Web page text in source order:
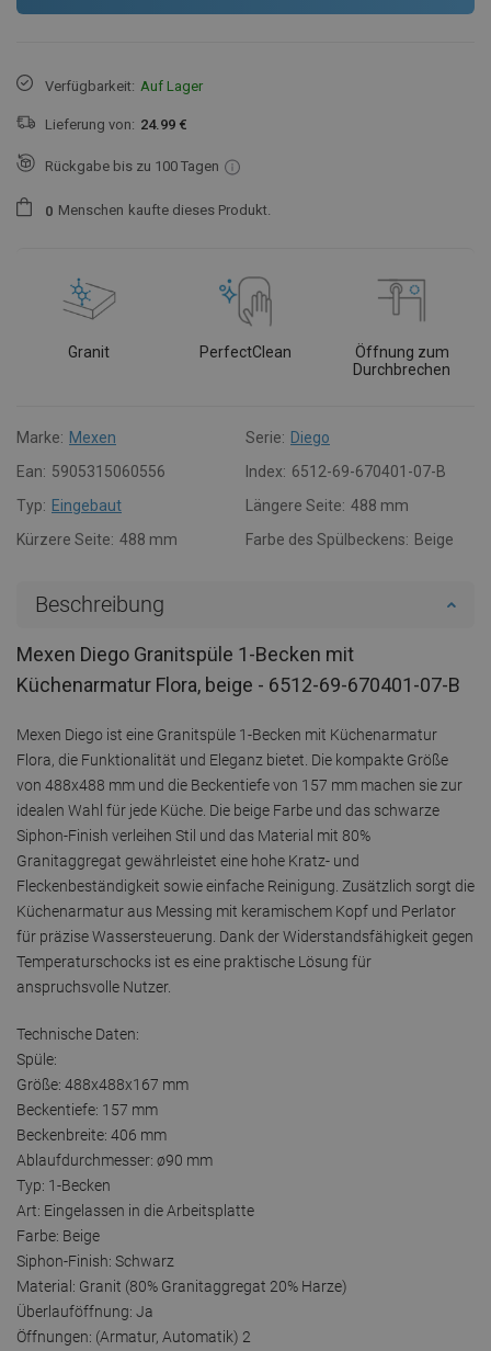
Verfügbarkeit: Auf Lager
Lieferung von: 24.99 €
Rückgabe bis zu 100 Tagen
0 Menschen kaufte dieses Produkt.
Granit PerfectClean
Öffnung zum
Durchbrechen
Marke: Mexen Serie: Diego
Ean: 5905315060556 Index: 6512-69-670401-07-B
Typ: Eingebaut Längere Seite: 488 mm
Kürzere Seite: 488 mm Farbe des Spülbeckens: Beige
Beschreibung
Mexen Diego Granitspüle 1-Becken mit
Küchenarmatur Flora, beige - 6512-69-670401-07-B
Mexen Diego ist eine Granitspüle 1-Becken mit Küchenarmatur
Flora, die Funktionalität und Eleganz bietet. Die kompakte Größe
von 488x488 mm und die Beckentiefe von 157 mm machen sie zur
idealen Wahl für jede Küche. Die beige Farbe und das schwarze
Siphon-Finish verleihen Stil und das Material mit 80%
Granitaggregat gewährleistet eine hohe Kratz- und
Fleckenbeständigkeit sowie einfache Reinigung. Zusätzlich sorgt die
Küchenarmatur aus Messing mit keramischem Kopf und Perlator
für präzise Wassersteuerung. Dank der Widerstandsfähigkeit gegen
Temperaturschocks ist es eine praktische Lösung für
anspruchsvolle Nutzer.
Technische Daten:
Spüle:
Größe: 488x488x167 mm
Beckentiefe: 157 mm
Beckenbreite: 406 mm
Ablaufdurchmesser: ø90 mm
Typ: 1-Becken
Art: Eingelassen in die Arbeitsplatte
Farbe: Beige
Siphon-Finish: Schwarz
Material: Granit (80% Granitaggregat 20% Harze)
Überlauföffnung: Ja
Öffnungen: (Armatur, Automatik) 2